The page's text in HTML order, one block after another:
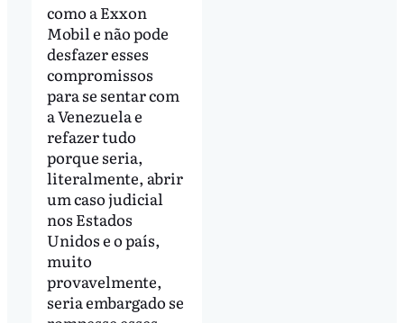
como a Exxon
Mobil e não pode
desfazer esses
compromissos
para se sentar com
a Venezuela e
refazer tudo
porque seria,
literalmente, abrir
um caso judicial
nos Estados
Unidos e o país,
muito
provavelmente,
seria embargado se